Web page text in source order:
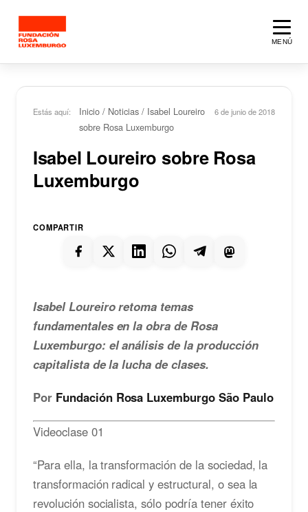
MENÚ
Estás aquí: Inicio / Noticias / Isabel Loureiro
sobre Rosa Luxemburgo
6 de junio de 2018
Isabel Loureiro sobre Rosa
Luxemburgo
COMPARTIR
Isabel Loureiro retoma temas
fundamentales en la obra de Rosa
Luxemburgo: el análisis de la producción
capitalista de la lucha de clases.
Por Fundación Rosa Luxemburgo São Paulo
Videoclase 01
“Para ella, la transformación de la sociedad, la
transformación radical y estructural, o sea la
revolución socialista, sólo podría tener éxito